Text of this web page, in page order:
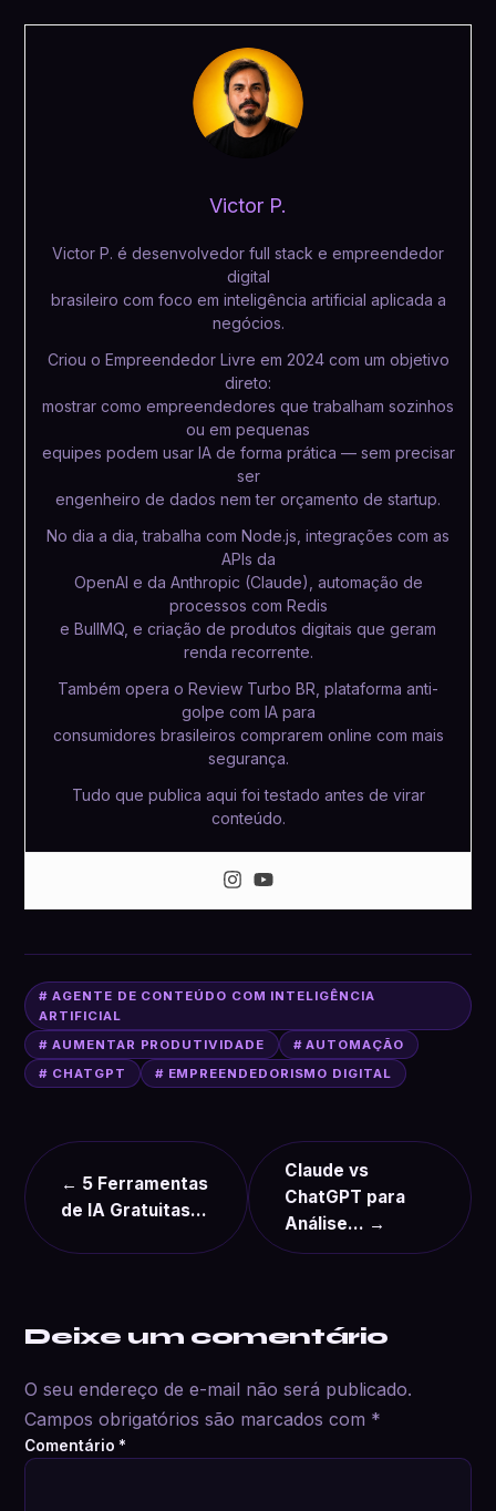
Victor P.
Victor P. é desenvolvedor full stack e empreendedor
digital
brasileiro com foco em inteligência artificial aplicada a
negócios.
Criou o Empreendedor Livre em 2024 com um objetivo
direto:
mostrar como empreendedores que trabalham sozinhos
ou em pequenas
equipes podem usar IA de forma prática — sem precisar
ser
engenheiro de dados nem ter orçamento de startup.
No dia a dia, trabalha com Node.js, integrações com as
APIs da
OpenAI e da Anthropic (Claude), automação de
processos com Redis
e BullMQ, e criação de produtos digitais que geram
renda recorrente.
Também opera o Review Turbo BR, plataforma anti-
golpe com IA para
consumidores brasileiros comprarem online com mais
segurança.
Tudo que publica aqui foi testado antes de virar
conteúdo.
# AGENTE DE CONTEÚDO COM INTELIGÊNCIA
ARTIFICIAL
# AUMENTAR PRODUTIVIDADE
# AUTOMAÇÃO
# CHATGPT
# EMPREENDEDORISMO DIGITAL
← 5 Ferramentas
de IA Gratuitas…
Claude vs
ChatGPT para
Análise… →
Deixe um comentário
O seu endereço de e-mail não será publicado.
Campos obrigatórios são marcados com *
Comentário *